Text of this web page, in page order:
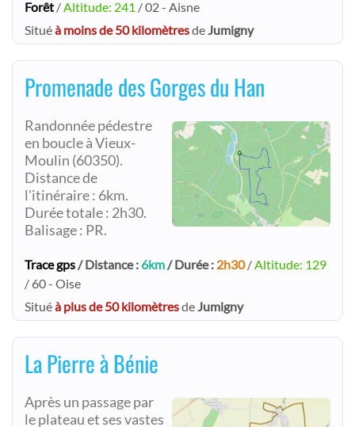
Forêt /Altitude: 241 / 02 - Aisne
Situéà moins de 50 kilomètresdeJumigny
Promenade des Gorges du Han
Randonnée pédestre
en boucle à Vieux-
Moulin (60350).
Distance de
l'itinéraire : 6km.
Durée totale : 2h30.
Balisage : PR.
Trace gps/ Distance : 6km/ Durée : 2h30/Altitude: 129
/ 60 - Oise
Situéà plus de 50 kilomètresdeJumigny
La Pierre à Bénie
Après un passage par
le plateau et ses vastes